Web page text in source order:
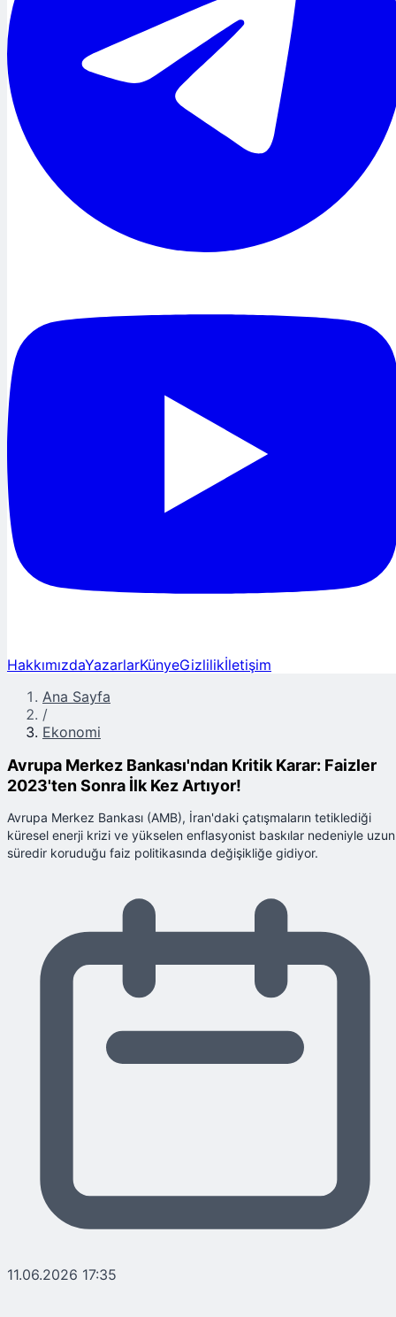
HakkımızdaYazarlarKünyeGizlilikİletişim
Ana Sayfa
/
Ekonomi
Avrupa Merkez Bankası'ndan Kritik Karar: Faizler
2023'ten Sonra İlk Kez Artıyor!
Avrupa Merkez Bankası (AMB), İran'daki çatışmaların tetiklediği
küresel enerji krizi ve yükselen enflasyonist baskılar nedeniyle uzun
süredir koruduğu faiz politikasında değişikliğe gidiyor.
11.06.2026 17:35